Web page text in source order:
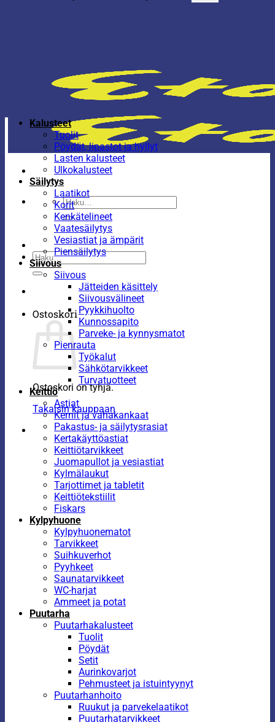
Etsi:
Etsi:
Ostoskori
Ostoskori on tyhjä.
Takaisin kauppaan
Kalusteet
Tuolit
Pöydät, lipastot ja hyllyt
Lasten kalusteet
Ulkokalusteet
Säilytys
Laatikot
Korit
Kenkätelineet
Vaatesäilytys
Vesiastiat ja ämpärit
Piensäilytys
Siivous
Siivous
Jätteiden käsittely
Siivousvälineet
Pyykkihuolto
Kunnossapito
Parveke- ja kynnysmatot
Pienrauta
Työkalut
Sähkötarvikkeet
Turvatuotteet
Keittiö
Astiat
Kernit ja vahakankaat
Pakastus- ja säilytysrasiat
Kertakäyttöastiat
Keittiötarvikkeet
Juomapullot ja vesiastiat
Kylmälaukut
Tarjottimet ja tabletit
Keittiötekstiilit
Fiskars
Kylpyhuone
Kylpyhuonematot
Tarvikkeet
Suihkuverhot
Pyyhkeet
Saunatarvikkeet
WC-harjat
Ammeet ja potat
Puutarha
Puutarhakalusteet
Tuolit
Pöydät
Setit
Aurinkovarjot
Pehmusteet ja istuintyynyt
Puutarhanhoito
Ruukut ja parvekelaatikot
Puutarhatarvikkeet